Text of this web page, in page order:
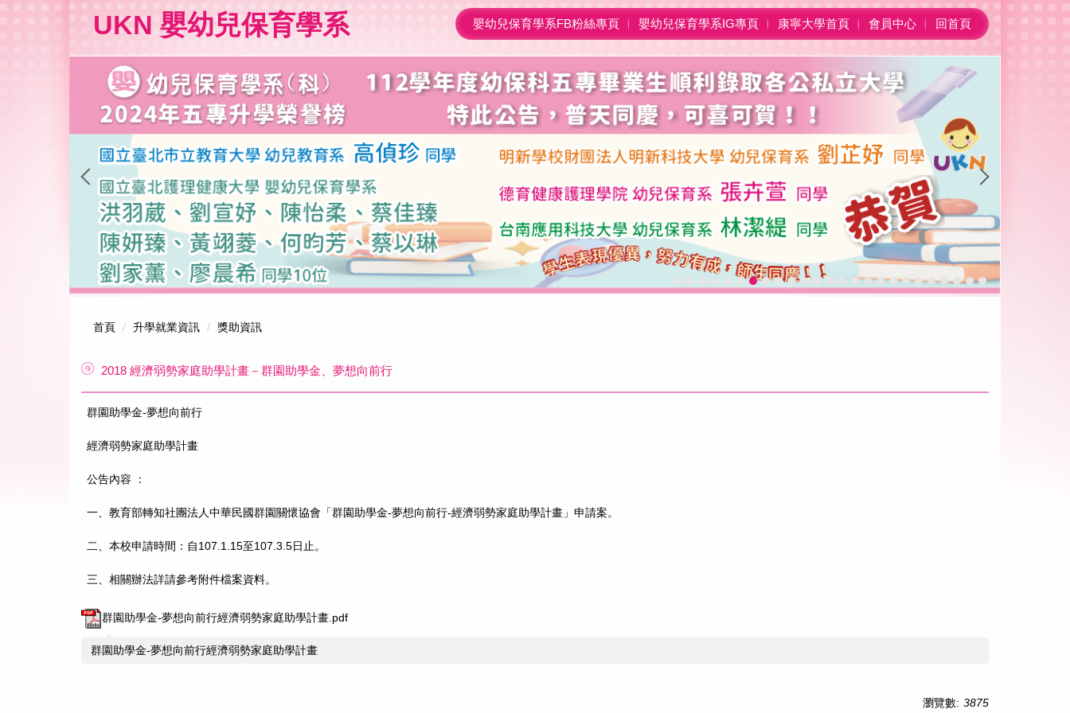
UKN 嬰幼兒保育學系 嬰幼兒保育學系FB粉絲專頁 嬰幼兒保育學系IG專頁 康寧大學首頁 會員中心 回首頁
首頁 升學就業資訊 獎助資訊
2018 經濟弱勢家庭助學計畫－群園助學金、夢想向前行
群園助學金-夢想向前行
經濟弱勢家庭助學計畫
公告內容 ：
一、教育部轉知社團法人中華民國群園關懷協會「群園助學金-夢想向前行-經濟弱勢家庭助學計畫」申請案。
二、本校申請時間：自107.1.15至107.3.5日止。
三、相關辦法詳請參考附件檔案資料。
群園助學金-夢想向前行經濟弱勢家庭助學計畫.pdf
群園助學金-夢想向前行經濟弱勢家庭助學計畫
瀏覽數: 3875